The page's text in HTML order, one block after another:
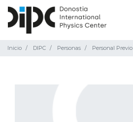
Inicio DIPC Personas Personal Previo